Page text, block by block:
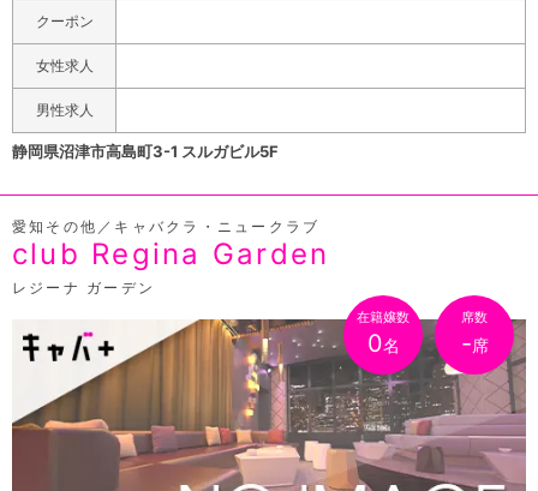
クーポン
女性求人
男性求人
静岡県沼津市高島町3-1 スルガビル5F
愛知その他／キャバクラ・ニュークラブ
club Regina Garden
レジーナ ガーデン
在籍嬢数
0名
席数
-席